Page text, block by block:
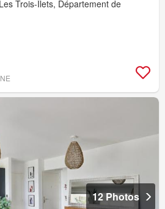
Trois-Îlets, Département de
12 Photos